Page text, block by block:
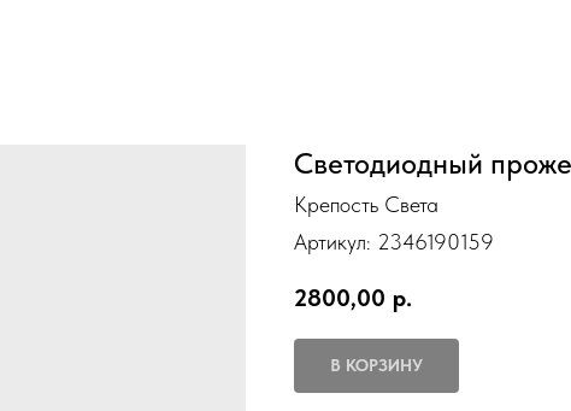
Светодиодный
Крепость Света
Артикул: 2346190159
2800,00 р.
В КОРЗИНУ